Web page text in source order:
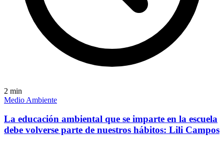
2 min
Medio Ambiente
La educación ambiental que se imparte en la escuela
debe volverse parte de nuestros hábitos: Lili Campos